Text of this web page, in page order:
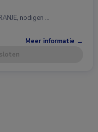
nodigen …
Meer informatie →